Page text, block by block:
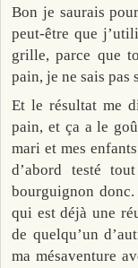
Bon je saurais
peut-être que
grille, parce que
pain, je ne sais pas
Et le résultat me
pain, et ça a le
mari et mes
d’abord testé
bourguignon
qui est déjà une
de quelqu’un
ma mésaventure